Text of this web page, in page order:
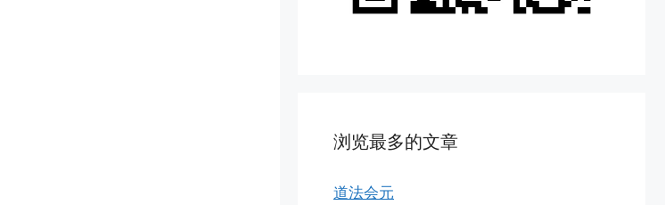
浏览最多的文章
道法会元